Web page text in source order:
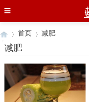
首页
›
减肥
减肥